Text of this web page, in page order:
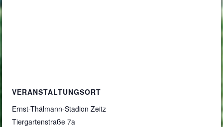
VERANSTALTUNGSORT
Ernst-Thälmann-Stadion Zeitz
Tiergartenstraße 7a